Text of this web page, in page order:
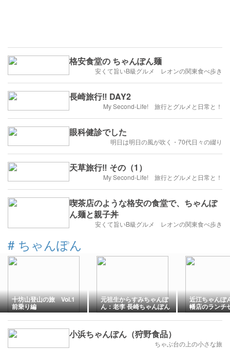
格安食堂の ちゃんぽん麺
安くて旨いB級グルメ レオンの関東食べ歩き
長崎旅行‼️ DAY2
My Second-Life! 旅行とグルメと日常と！
眼科健診でした
明日は明日の風が吹く・70代日々の綴り
天草旅行‼️ その（1）
My Second-Life! 旅行とグルメと日常と！
喫茶店のような格安の食堂で、ちゃんぽ
ん麺と親子丼
安くて旨いB級グルメ レオンの関東食べ歩き
# ちゃんぽん
十坊山登山の旅 Vol.1
前乗り編
元祖生からすみちゃんぽ
ん：老李 長崎ちゃんぽん
中華街店（長崎市新地
町：2026年82杯目）
近江ちゃんぽ
幡店のランチ
小浜ちゃんぽん（狩野食品）
ちゃぶ台の上の小さな旅